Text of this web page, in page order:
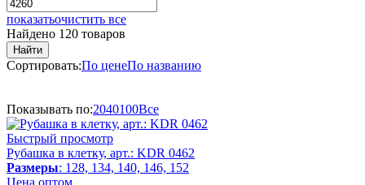
показатьочистить все
Найдено 120 товаров
Найти
Сортировать:По ценеПо названию
Показывать по:2040100Все
Быстрый просмотр
Рубашка в клетку, арт.: KDR 0462
Размеры: 128, 134, 140, 146, 152